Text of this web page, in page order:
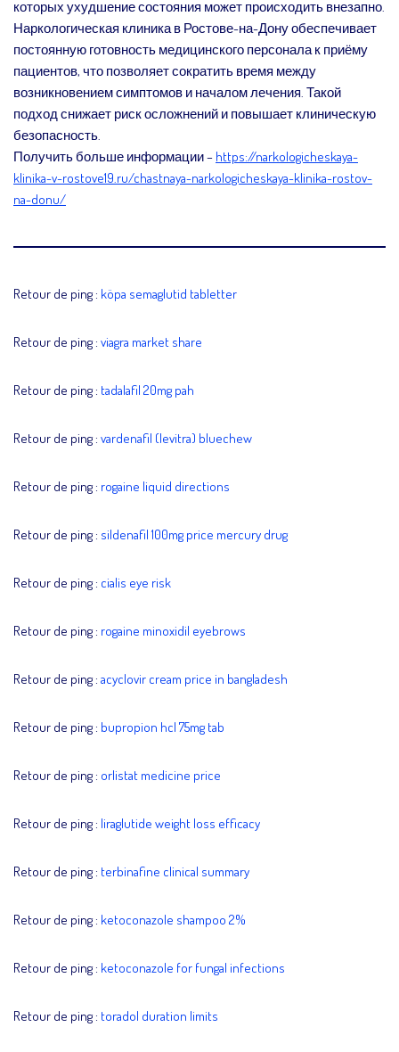
которых ухудшение состояния может происходить внезапно.
Наркологическая клиника в Ростове-на-Дону обеспечивает
постоянную готовность медицинского персонала к приёму
пациентов, что позволяет сократить время между
возникновением симптомов и началом лечения. Такой
подход снижает риск осложнений и повышает клиническую
безопасность.
Получить больше информации – https://narkologicheskaya-
klinika-v-rostove19.ru/chastnaya-narkologicheskaya-klinika-rostov-
na-donu/
Retour de ping : köpa semaglutid tabletter
Retour de ping : viagra market share
Retour de ping : tadalafil 20mg pah
Retour de ping : vardenafil (levitra) bluechew
Retour de ping : rogaine liquid directions
Retour de ping : sildenafil 100mg price mercury drug
Retour de ping : cialis eye risk
Retour de ping : rogaine minoxidil eyebrows
Retour de ping : acyclovir cream price in bangladesh
Retour de ping : bupropion hcl 75mg tab
Retour de ping : orlistat medicine price
Retour de ping : liraglutide weight loss efficacy
Retour de ping : terbinafine clinical summary
Retour de ping : ketoconazole shampoo 2%
Retour de ping : ketoconazole for fungal infections
Retour de ping : toradol duration limits